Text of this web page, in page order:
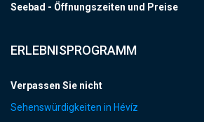
Seebad - Öffnungszeiten und Preise
ERLEBNISPROGRAMM
Verpassen Sie nicht
Sehenswürdigkeiten in Hévíz